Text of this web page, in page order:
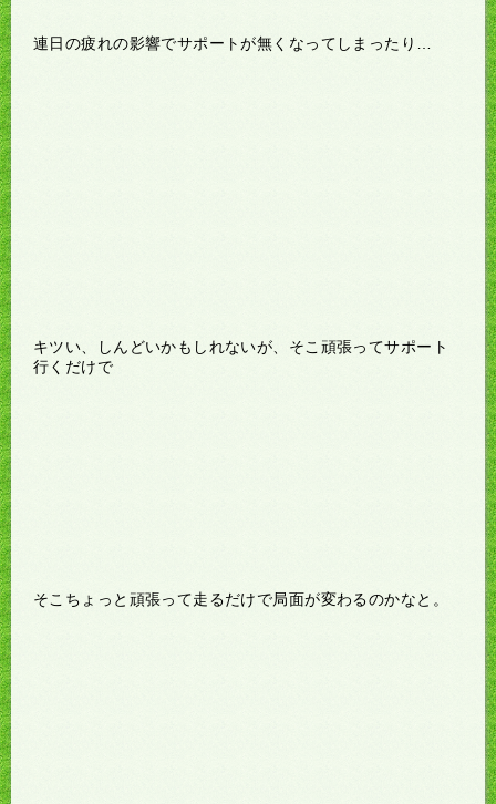
連日の疲れの影響でサポートが無くなってしまったり…
キツい、しんどいかもしれないが、そこ頑張ってサポート
行くだけで
そこちょっと頑張って走るだけで局面が変わるのかなと。